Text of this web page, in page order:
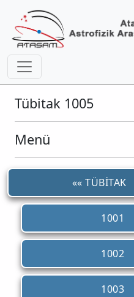
Tübitak 1005
Menü
«« TÜBİTAK
1001
1002
1003